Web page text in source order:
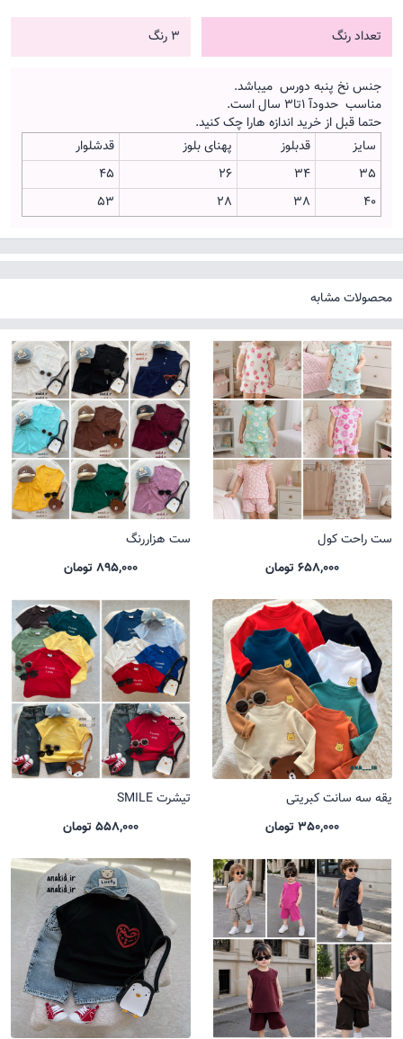
تعداد رنگ 3 رنگ
جنس نخ پنبه دورس میباشد.
مناسب حدودآ 1تا3 سال است.
حتما قبل از خرید اندازه هارا چک کنید.
سایز
قدبلوز پهنای بلوز
قدشلوار
35
34
26
45
40
38
28
53
محصولات مشابه
ست راحت کول
658,000 تومان
ست هزاررنگ
895,000 تومان
یقه سه سانت کبریتی
350,000 تومان
تیشرت SMILE
558,000 تومان